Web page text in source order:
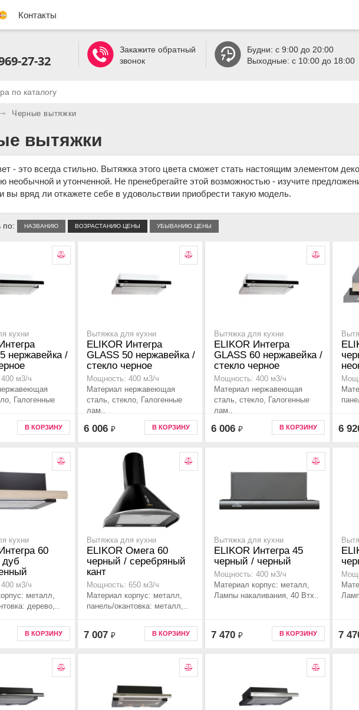
Контакты
27-32
Закажите обратный
звонок
Будни: с 9:00 до 20:00
Выходные: с 10:00 до 18:00
Черные вытяжки
вытяжки
- это всегда стильно. Вытяжка этого цвета сможет стать настоящим элементом
необычной и утонченной. Не пренебрегайте этой возможностью - изучите
вы вряд ли откажете себе в удовольствии приобрести такую модель.
по: НАЗВАНИЮ ВОЗРАСТАНИЮ ЦЕНЫ УБЫВАНИЮ ЦЕНЫ
кухни
нержавейка /
м3/ч
Галогенные
В КОРЗИНУ
Вытяжка для кухни
ELIKOR Интегра
GLASS 50 нержавейка /
стекло черное
Мощность: 400 м3/ч
Материал нержавеющая
сталь, стекло, Галогенные
лам..
6 006 ₽ В КОРЗИНУ
Вытяжка для кухни
ELIKOR Интегра
GLASS 60 нержавейка /
стекло черное
Мощность: 400 м3/ч
Материал нержавеющая
сталь, стекло, Галогенные
лам..
6 006 ₽ В КОРЗИНУ 6
кухни
60
м3/ч
металл,
дерево,..
В КОРЗИНУ
Вытяжка для кухни
ELIKOR Омега 60
черный / серебряный
кант
Мощность: 650 м3/ч
Материал корпус: металл,
панель/окантовка: металл,..
7 007 ₽ В КОРЗИНУ
Вытяжка для кухни
ELIKOR Интегра 45
черный / черный
Мощность: 400 м3/ч
Материал корпус: металл,
Лампы накаливания, 40 Втx..
7 470 ₽ В КОРЗИНУ 7